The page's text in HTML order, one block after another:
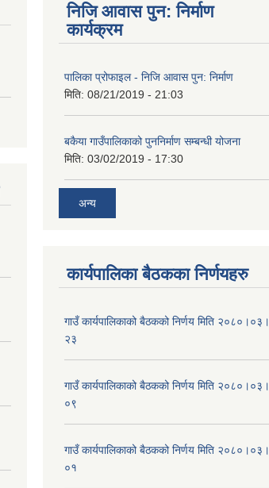
निजि आवास पुन: निर्माण
कार्यक्रम
पालिका प्रोफाइल - निजि आवास पुन: निर्माण
मिति: 08/21/2019 - 21:03
बकैया गाउँपालिकाको पुननिर्माण सम्बन्धी योजना
मिति: 03/02/2019 - 17:30
अन्य
कार्यपालिका बैठकका निर्णयहरु
गाउँ कार्यपालिकाको बैठकको निर्णय मिति २०८०।०३।
२३
गाउँ कार्यपालिकाको बैठकको निर्णय मिति २०८०।०३।
०९
गाउँ कार्यपालिकाको बैठकको निर्णय मिति २०८०।०३।
०१